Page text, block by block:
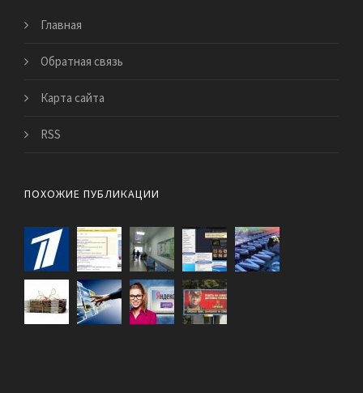
Главная
Обратная связь
Карта сайта
RSS
ПОХОЖИЕ ПУБЛИКАЦИИ